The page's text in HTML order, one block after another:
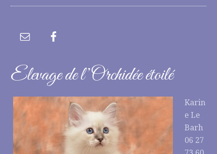
Elevage de l’Orchidée étoilé
Karin
e Le
Barh
06 27